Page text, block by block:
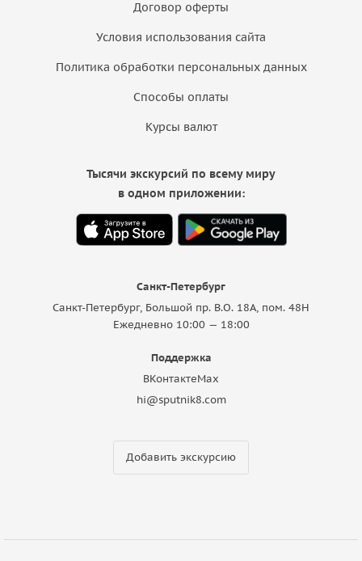
Договор оферты
Условия использования сайта
Политика обработки персональных данных
Способы оплаты
Курсы валют
Санкт-Петербург
Санкт-Петербург, Большой пр. В.О. 18A, пом. 48Н
Ежедневно 10:00 — 18:00
Поддержка
ВКонтактеMax
hi@sputnik8.com
Добавить экскурсию
Тысячи экскурсий по всему миру
в одном приложении: